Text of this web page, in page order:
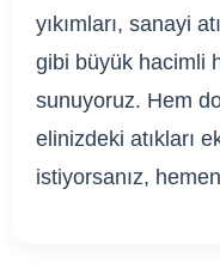
yıkımları, sanayi
gibi büyük hacimli
sunuyoruz. Hem
elinizdeki atıkları
istiyorsanız,